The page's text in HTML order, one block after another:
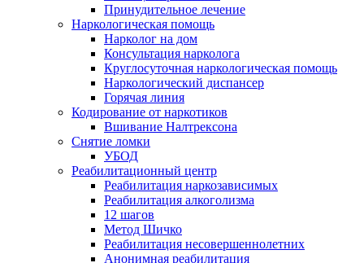
Принудительное лечение
Наркологическая помощь
Нарколог на дом
Консультация нарколога
Круглосуточная наркологическая помощь
Наркологический диспансер
Горячая линия
Кодирование от наркотиков
Вшивание Налтрексона
Снятие ломки
УБОД
Реабилитационный центр
Реабилитация наркозависимых
Реабилитация алкоголизма
12 шагов
Метод Шичко
Реабилитация несовершеннолетних
Анонимная реабилитация